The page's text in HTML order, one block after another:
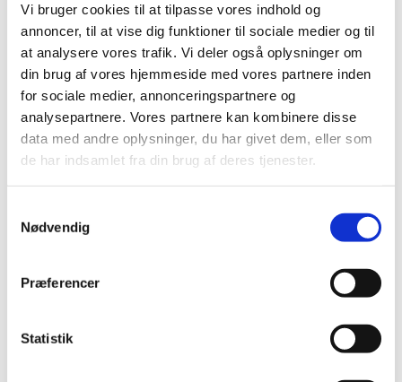
Vi bruger cookies til at tilpasse vores indhold og
annoncer, til at vise dig funktioner til sociale medier og til
at analysere vores trafik. Vi deler også oplysninger om
din brug af vores hjemmeside med vores partnere inden
for sociale medier, annonceringspartnere og
analysepartnere. Vores partnere kan kombinere disse
data med andre oplysninger, du har givet dem, eller som
de har indsamlet fra din brug af deres tjenester.
Nødvendig
Præferencer
Statistik
All items (108)
TIME
2025 (9)
2024 (16)
2023 (9)
2021 (12)
2019 (5)
December (2)